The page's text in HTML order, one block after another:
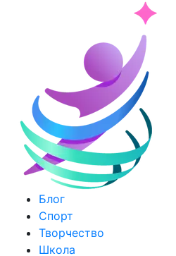
Блог
Спорт
Творчество
Школа